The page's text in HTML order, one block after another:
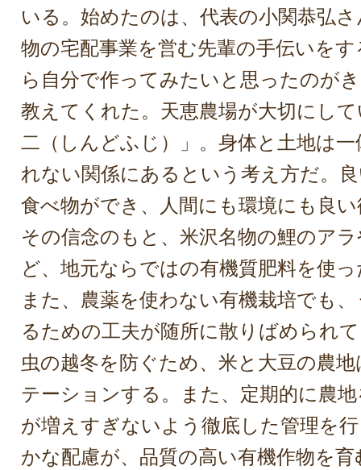
いる。始めたのは、代表の小関恭弘
物の宅配事業を営む先輩の手伝いを
ら自分で作ってみたいと思ったのが
教えてくれた。天恵農場が大切にし
二（しんどふじ）」。身体と土地は
れない関係にあるという考え方だ。
食べ物ができ、人間にも環境にも良
その信念のもと、米沢名物の鯉のア
ど、地元ならではの有機質肥料を使
また、農薬を使わない有機栽培でも
るための工夫が随所に散りばめられ
虫の越冬を防ぐため、米と大豆の農
テーションする。また、定期的に農
が増えすぎないよう徹底した管理を
かな配慮が、品質の高い有機作物を